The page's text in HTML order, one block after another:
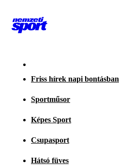
Friss hírek napi bontásban
Sportműsor
Képes Sport
Csupasport
Hátsó füves